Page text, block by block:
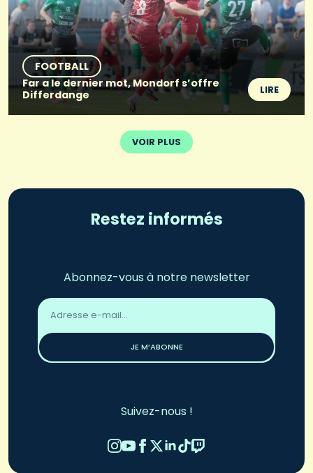
FOOTBALL
Far a le dernier mot, Mondorf s’offre
Differdange
LIRE
VOIR PLUS
Restez informés
Abonnez-vous à notre newsletter
Adresse
email
JE M’ABONNE
Suivez-nous !